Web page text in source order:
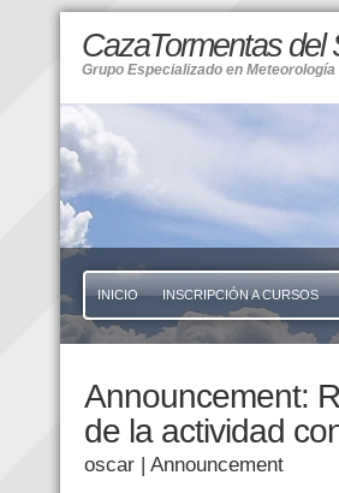
CazaTormentas del
Grupo Especializado en
INICIO INSCRIPCIÓN A CURSOS
Announcement:
de la actividad
oscar | Announcement